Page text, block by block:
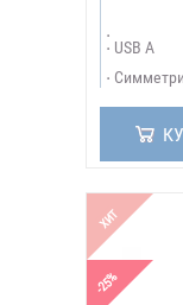
USB A
ХИТ
-25%